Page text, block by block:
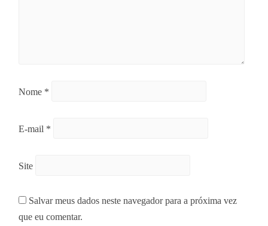
Nome *
E-mail *
Site
Salvar meus dados neste navegador para a próxima vez
que eu comentar.